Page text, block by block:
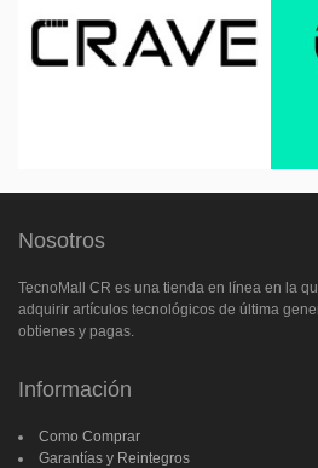
Nosotros
TecnoMall CR es una tienda en línea en la
adquirir artículos tecnológicos de última
obtienes y pagas.
Información
Como Comprar
Garantías y Reintegros